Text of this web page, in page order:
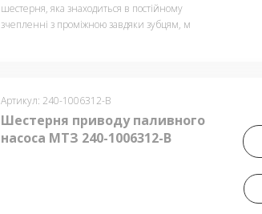
шестерня, яка знаходиться в постійному
зчепленні з проміжною завдяки зубцям, м
Артикул: 240-1006312-В
Шестерня приводу паливного
насоса МТЗ 240-1006312-В